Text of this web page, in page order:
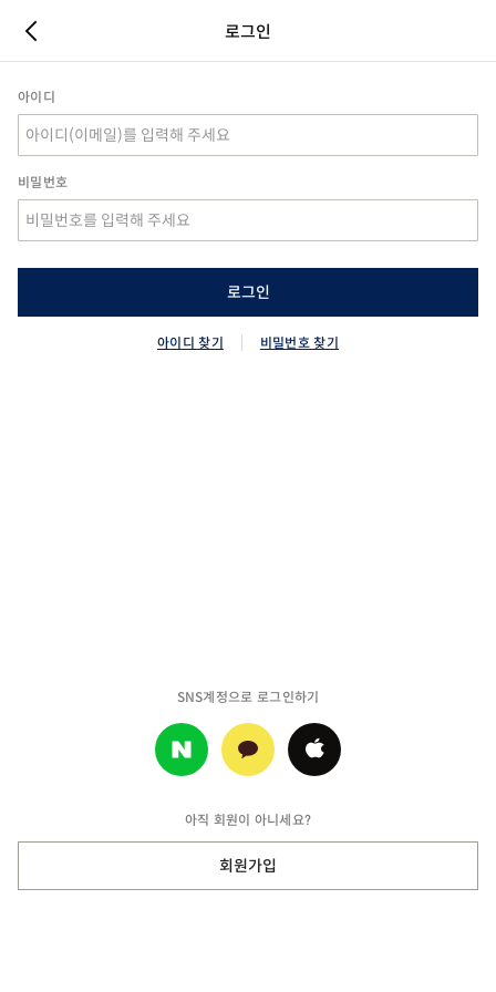
로그인
아이디
비밀번호
로그인
아이디 찾기 비밀번호 찾기
SNS계정으로 로그인하기
아직 회원이 아니세요?
회원가입